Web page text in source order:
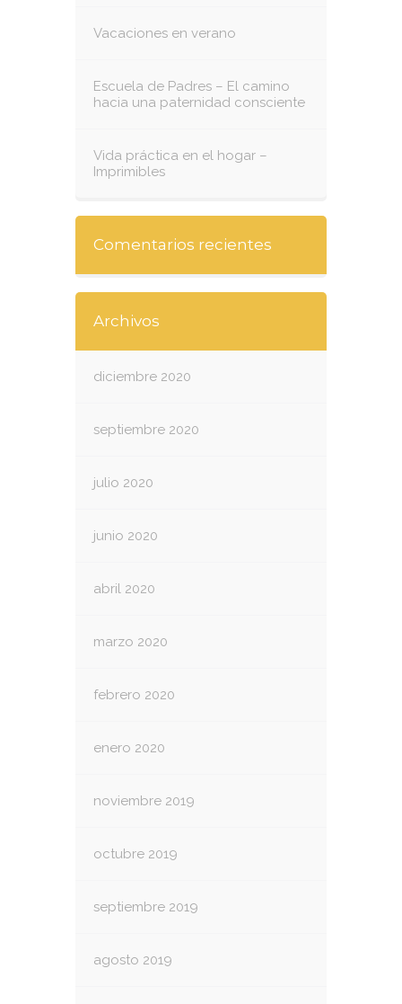
Vacaciones en verano
Escuela de Padres – El camino
hacia una paternidad consciente
Vida práctica en el hogar –
Imprimibles
Comentarios recientes
Archivos
diciembre 2020
septiembre 2020
julio 2020
junio 2020
abril 2020
marzo 2020
febrero 2020
enero 2020
noviembre 2019
octubre 2019
septiembre 2019
agosto 2019